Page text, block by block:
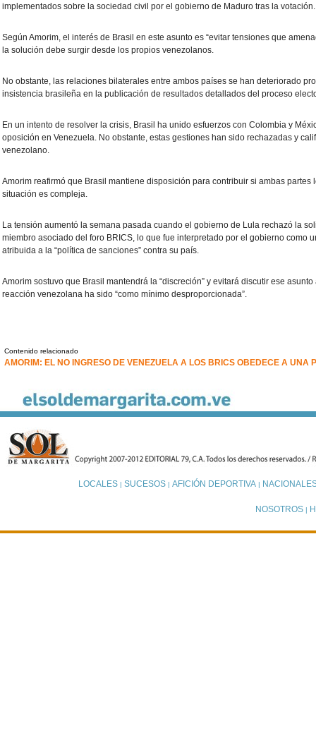
implementados sobre la sociedad civil por el gobierno de Maduro tras la votación.
Según Amorim, el interés de Brasil en este asunto es “evitar tensiones que
la solución debe surgir desde los propios venezolanos.
No obstante, las relaciones bilaterales entre ambos países se han deteriorado
insistencia brasileña en la publicación de resultados detallados del proceso
En un intento de resolver la crisis, Brasil ha unido esfuerzos con Colombia y
oposición en Venezuela. No obstante, estas gestiones han sido rechazadas y
venezolano.
Amorim reafirmó que Brasil mantiene disposición para contribuir si ambas
situación es compleja.
La tensión aumentó la semana pasada cuando el gobierno de Lula rechazó la
miembro asociado del foro BRICS, lo que fue interpretado por el gobierno como
atribuida a la “política de sanciones” contra su país.
Amorim sostuvo que Brasil mantendrá la “discreción” y evitará discutir ese
reacción venezolana ha sido “como mínimo desproporcionada”.
Contenido relacionado
AMORIM: EL NO INGRESO DE VENEZUELA A LOS BRICS OBEDECE A UNA
LOCALES| SUCESOS| AFICIÓN DEPORTIVA|
NOSOTROS |